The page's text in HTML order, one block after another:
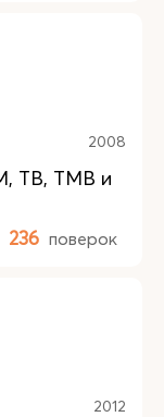
2008
ТВ, ТМВ и
236 поверок
2012